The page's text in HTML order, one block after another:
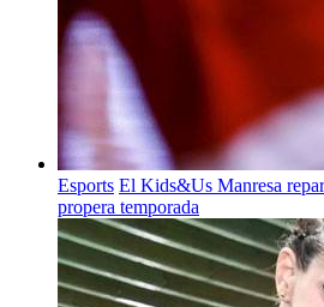
Esports El Kids&Us Manresa
propera temporada